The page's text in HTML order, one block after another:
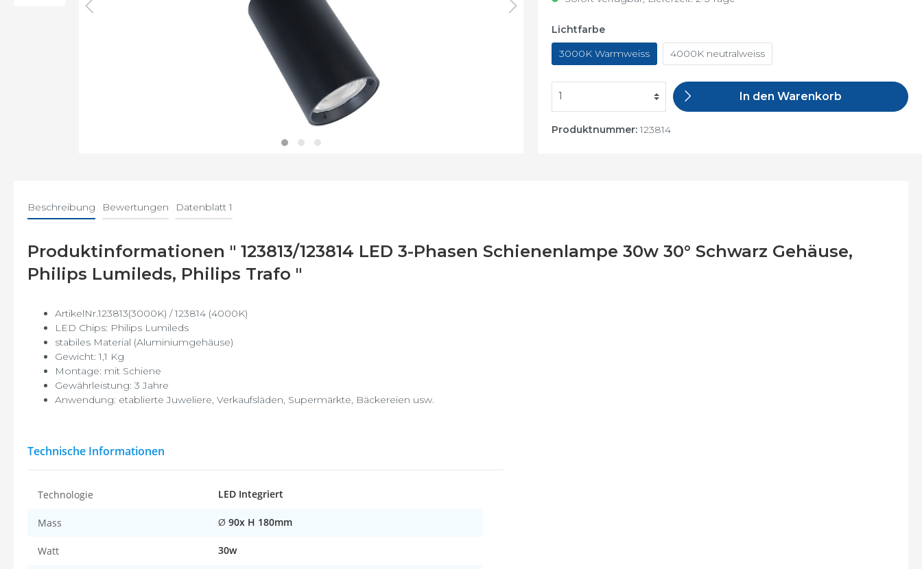
Befestigung
Lichtfarbe
3000K Warmweiss
4000K neutralweiss
In den Warenkorb
Produktnummer:123814
Beschreibung Bewertungen Datenblatt 1
Produktinformationen " 123813/123814 LED 3-Phasen Schienenlampe 30w 30° Schwarz Gehäuse,
Philips Lumileds, Philips Trafo "
ArtikelNr.123813(3000K) / 123814 (4000K)
LED Chips: Philips Lumileds
stabiles Material (Aluminiumgehäuse)
Gewicht: 1,1 Kg
Montage: mit Schiene
Gewährleistung: 3 Jahre
Anwendung: etablierte Juweliere, Verkaufsläden, Supermärkte, Bäckereien usw.
Technische Informationen
Technologie LED Integriert
Mass Ø 90x H 180mm
Watt 30w